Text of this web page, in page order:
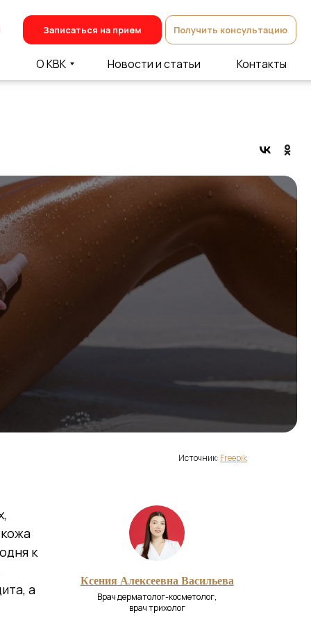
Контакты
Новости и статьи
Получить консультацию
Записаться на прием
Источник:Freepik
к
а
Ксения Алексеевна Васильева
Врач дерматолог-косметолог,
врач трихолог